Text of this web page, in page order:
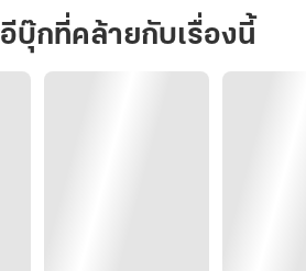
Dawn:
Boy
with
อีบุ๊กที่คล้ายกับเรื่องนี้